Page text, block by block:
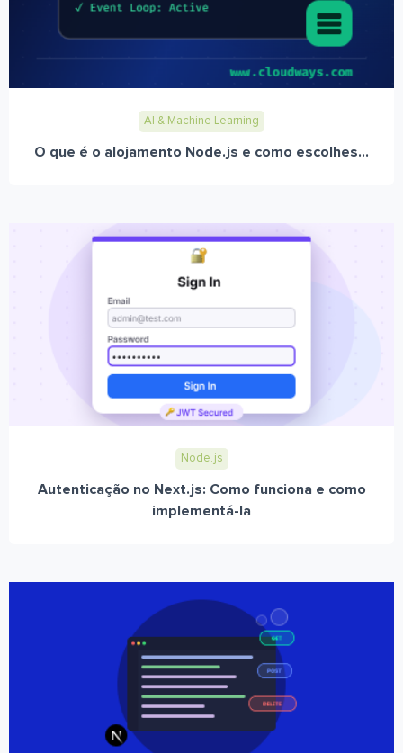
AI & Machine Learning
O que é o alojamento Node.js e como escolhes...
Node.js
Autenticação no Next.js: Como funciona e como
implementá-la